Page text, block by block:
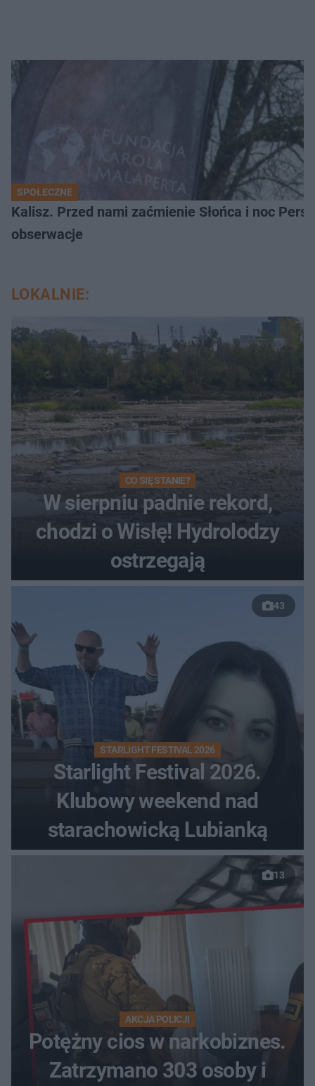
SPOŁECZNE
Kalisz. Przed nami zaćmienie Słońca i noc
obserwacje
LOKALNIE:
CO SIĘ STANIE?
W sierpniu padnie rekord,
chodzi o Wisłę! Hydrolodzy
ostrzegają
43
STARLIGHT FESTIVAL 2026
Starlight Festival 2026.
Klubowy weekend nad
starachowicką Lubianką
13
AKCJA POLICJI
Potężny cios w narkobiznes.
Zatrzymano 303 osoby i